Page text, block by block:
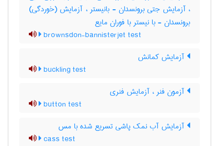
، آزمایش جتی برونسدان - بانیستر ، آزمایش (خوردگی)
برونسدان - با نیستر با فوران مایع
brownsdon-bannisterjet test
آزمایش کمانش
buckling test
آزمون فنر ، آزمایش فنری
button test
آزمایش آب نمک پاشی تسریع شده با مس
cass test